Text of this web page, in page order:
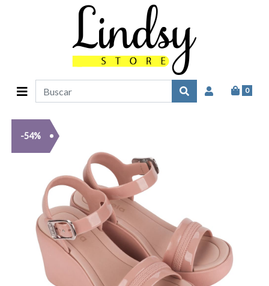
0
-54%